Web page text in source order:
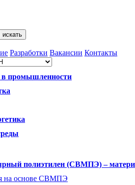
Разработки Вакансии Контакты
в промышленности
полиэтилен (СВМПЭ) –
на основе СВМПЭ